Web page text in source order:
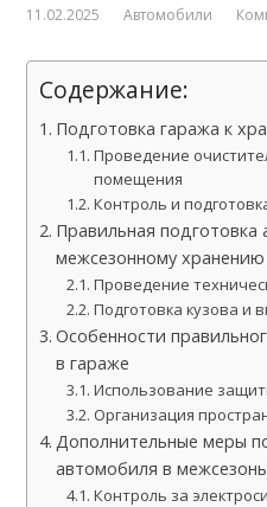
11.02.2025 Автомобили
Содержание:
Подготовка гаража к
Проведение
помещения
Контроль и
Правильная подготовка
межсезонному хранению
Проведение
Подготовка кузова и
Особенности
в гараже
Использование
Организация
Дополнительные меры
автомобиля в
Контроль за